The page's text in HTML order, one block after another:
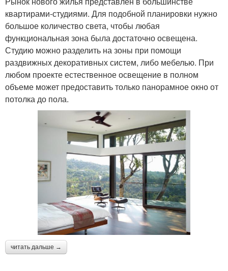
квартирами-студиями. Для подобной планировки нужно
большое количество света, чтобы любая
функциональная зона была достаточно освещена.
Студию можно разделить на зоны при помощи
раздвижных декоративных систем, либо мебелью. При
любом проекте естественное освещение в полном
объеме может предоставить только панорамное окно от
потолка до пола.
читать дальше →